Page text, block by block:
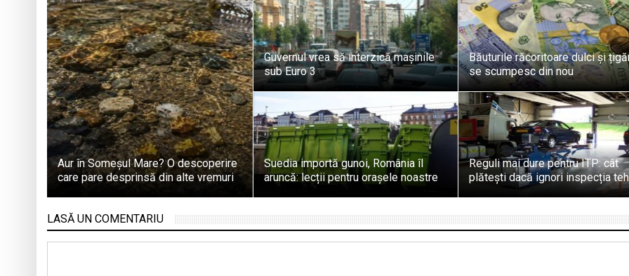
Aur în Someșul Mare? O descoperire
care pare desprinsă din alte vremuri
Guvernul vrea să interzică mașinile
sub Euro 3
Băuturile răcoritoare dulci și
se scumpesc din nou
Suedia importă gunoi, România îl
aruncă: lecții pentru orașele noastre
Reguli mai dure pentru ITP: cât
plătești dacă ignori inspecția
LASĂ UN COMENTARIU